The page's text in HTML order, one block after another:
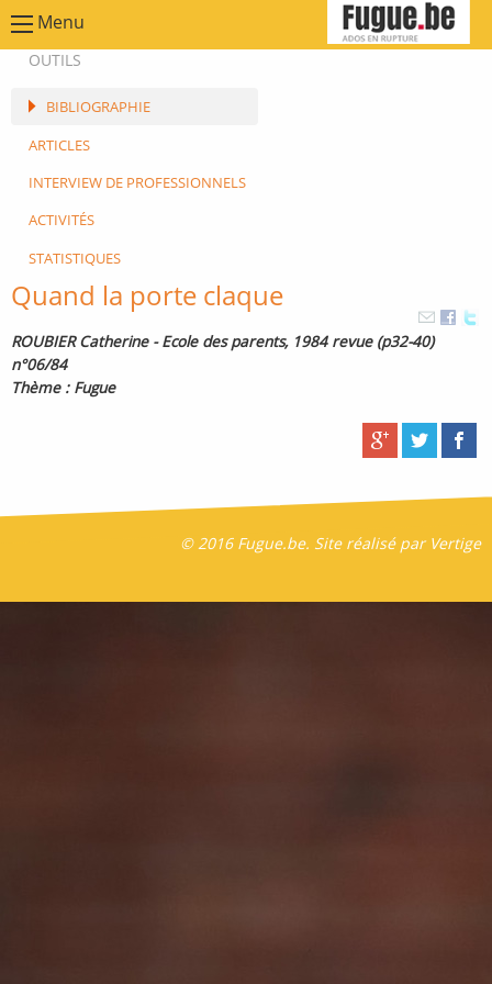
Menu
OUTILS
BIBLIOGRAPHIE
ARTICLES
INTERVIEW DE PROFESSIONNELS
ACTIVITÉS
STATISTIQUES
Quand la porte claque
ROUBIER Catherine - Ecole des parents, 1984 revue (p32-40)
n°06/84
Thème : Fugue
© 2016 Fugue.be. Site réalisé par Vertige